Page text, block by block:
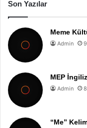
Son Yazılar
Meme
Admin
MEP
Admin
“Me”